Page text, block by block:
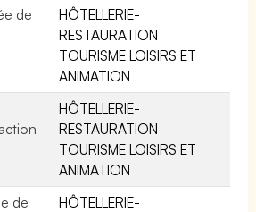
de
HÔTELLERIE-
RESTAURATION
TOURISME LOISIRS ET
ANIMATION
HÔTELLERIE-
RESTAURATION
TOURISME LOISIRS ET
ANIMATION
de
HÔTELLERIE-